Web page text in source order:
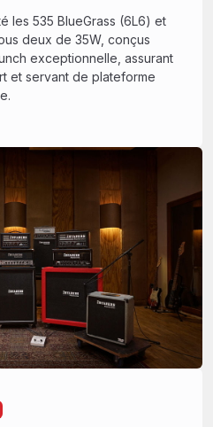
les 535 BlueGrass (6L6) et
deux de 35W, conçus
exceptionnelle, assurant
et servant de plateforme